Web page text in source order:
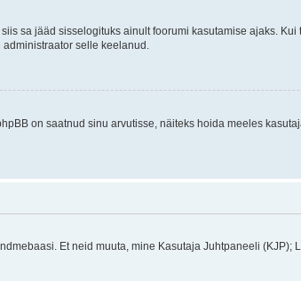
siis sa jääd sisselogituks ainult foorumi kasutamise ajaks.
selle keelanud.
on saatnud sinu arvutisse, näiteks hoida meeles
Et neid muuta, mine Kasutaja Juhtpaneeli